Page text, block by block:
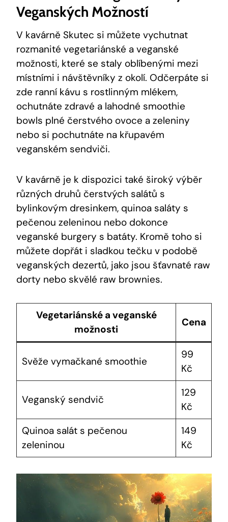
Veganských Možností
V kavárně Skutec si můžete vychutnat
rozmanité vegetariánské a veganské
možnosti, které se staly oblíbenými mezi
místními i návštěvníky z okolí. Odčerpáte si
zde ranní kávu s rostlinným mlékem,
ochutnáte zdravé a lahodné smoothie
bowls plné čerstvého ovoce a zeleniny
nebo si pochutnáte na křupavém
veganském sendviči.
V kavárně je k dispozici také široký výběr
různých druhů čerstvých salátů s
bylinkovým dresinkem, quinoa saláty s
pečenou zeleninou nebo dokonce
veganské burgery s batáty. Kromě toho si
můžete dopřát i sladkou tečku v podobě
veganských dezertů, jako jsou šťavnaté raw
dorty nebo skvělé raw brownies.
Vegetariánské a veganské
možnosti
Cena
Svěže vymačkané smoothie
99
Kč
Veganský sendvič
129
Kč
Quinoa salát s pečenou
zeleninou
149
Kč